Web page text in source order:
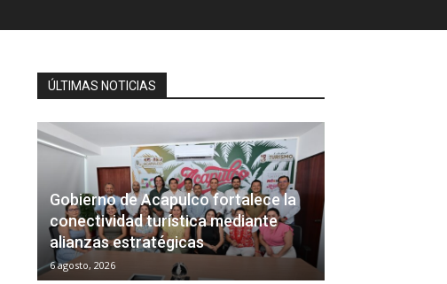
ÚLTIMAS NOTICIAS
Gobierno de Acapulco fortalece la
conectividad turística mediante
alianzas estratégicas
6 agosto, 2026